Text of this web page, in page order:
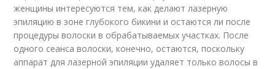
женщины интересуются тем, как делают лазерную
эпиляцию в зоне глубокого бикини и остаются ли после
процедуры волоски в обрабатываемых участках. После
одного сеанса волоски, конечно, остаются, поскольку
аппарат для лазерной эпиляции удаляет только волосы в